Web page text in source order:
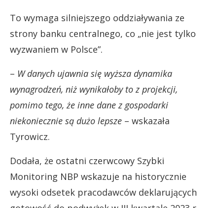
To wymaga silniejszego oddziaływania ze
strony banku centralnego, co „nie jest tylko
wyzwaniem w Polsce”.
– W danych ujawnia się wyższa dynamika
wynagrodzeń, niż wynikałoby to z projekcji,
pomimo tego, że inne dane z gospodarki
niekoniecznie są dużo lepsze – wskazała
Tyrowicz.
Dodała, że ostatni czerwcowy Szybki
Monitoring NBP wskazuje na historycznie
wysoki odsetek pracodawców deklarujących